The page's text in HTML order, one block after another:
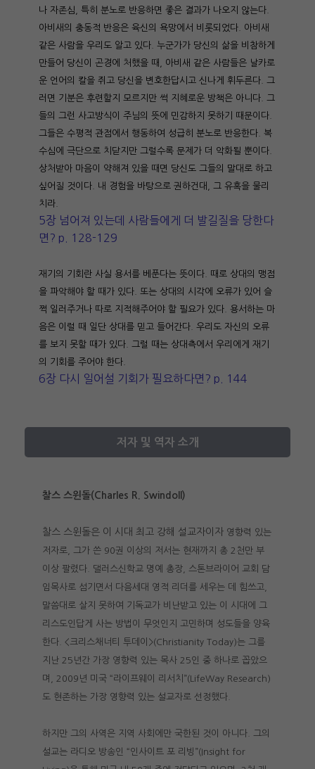
나 자존심, 특히 분노로 반응하면 좋은 결과가 나오지 않는다.
아비새의 충동적 반응은 육신의 욕망에서 비롯되었다. 아비새
같은 사람을 우리도 알고 있다. 누군가가 당신의 삶을 비참하게
만들어 당신이 곤경에 처했을 때, 아비새 같은 사람들은 날카로
운 언어의 칼을 쥐고 당신을 변호한답시고 신나게 휘두른다. 그
러면 기분은 후련할지 모르지만 썩 지혜로운 방책은 아니다. 그
들의 그런 사고방식이 주님의 뜻에 민감하지 못하기 때문이다.
그들은 수평적 관점에서 행동하여 성급히 분노로 반응한다. 복
수심에 극단으로 치닫지만 그럴수록 문제가 더 악화될 뿐이다.
상처받아 마음이 약해져 있을 때면 당신도 그들의 말대로 하고
싶어질 것이다. 내 경험을 바탕으로 권하건대, 그 유혹을 물리
치라.
5장 넘어져 있는데 사람들에게 더 발길질을 당한다
면? p. 128-129
재기의 기회란 사실 용서를 베푼다는 뜻이다. 때로 상대의 맹점
을 파악해야 할 때가 있다. 또는 상대의 시각에 오류가 있어 슬
쩍 일러주거나 따로 지적해주어야 할 필요가 있다. 용서하는 마
음은 이럴 때 일단 상대를 믿고 들어간다. 우리도 자신의 오류
를 보지 못할 때가 있다. 그럴 때는 상대측에서 우리에게 재기
의 기회를 주어야 한다.
6장 다시 일어설 기회가 필요하다면? p. 144
저자 및 역자 소개
찰스 스윈돌(Charles R. Swindoll)
찰스 스윈돌은 이 시대 최고 강해 설교자이자 영향력 있는
저자로, 그가 쓴 90권 이상의 저서는 현재까지 총 2천만 부
이상 팔렸다. 댈러스신학교 명예 총장, 스톤브라이어 교회 담
임목사로 섬기면서 다음세대 영적 리더를 세우는 데 힘쓰고,
말씀대로 살지 못하여 기독교가 비난받고 있는 이 시대에 그
리스도인답게 사는 방법이 무엇인지 고민하며 성도들을 양육
한다. <크리스채너티 투데이>(Christianity Today)는 그를
지난 25년간 가장 영향력 있는 목사 25인 중 하나로 꼽았으
며, 2009년 미국 “라이프웨이 리서치”(LifeWay Research)
도 현존하는 가장 영향력 있는 설교자로 선정했다.
하지만 그의 사역은 지역 사회에만 국한된 것이 아니다. 그의
설교는 라디오 방송인 “인사이트 포 리빙”(Insight for